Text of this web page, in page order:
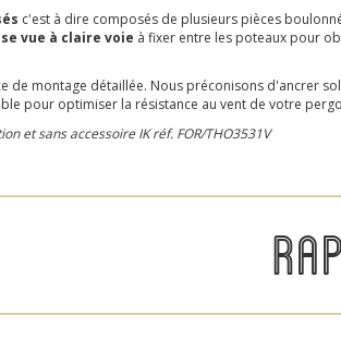
c'est à dire composés de plusieurs pièces
vue à claire voie à fixer entre les poteaux pour
de montage détaillée. Nous préconisons d'ancrer
pour optimiser la résistance au vent de votre
et sans accessoire IK réf. FOR/THO3531V